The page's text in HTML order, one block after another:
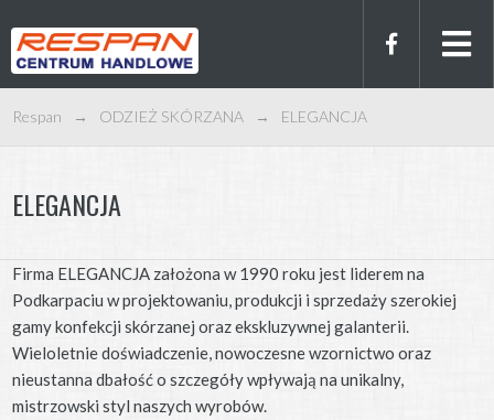
Respan → ODZIEŻ SKÓRZANA → ELEGANCJA
ELEGANCJA
Firma ELEGANCJA założona w 1990 roku jest liderem na
Podkarpaciu w projektowaniu, produkcji i sprzedaży szerokiej
gamy konfekcji skórzanej oraz ekskluzywnej galanterii.
Wieloletnie doświadczenie, nowoczesne wzornictwo oraz
nieustanna dbałość o szczegóły wpływają na unikalny,
mistrzowski styl naszych wyrobów.